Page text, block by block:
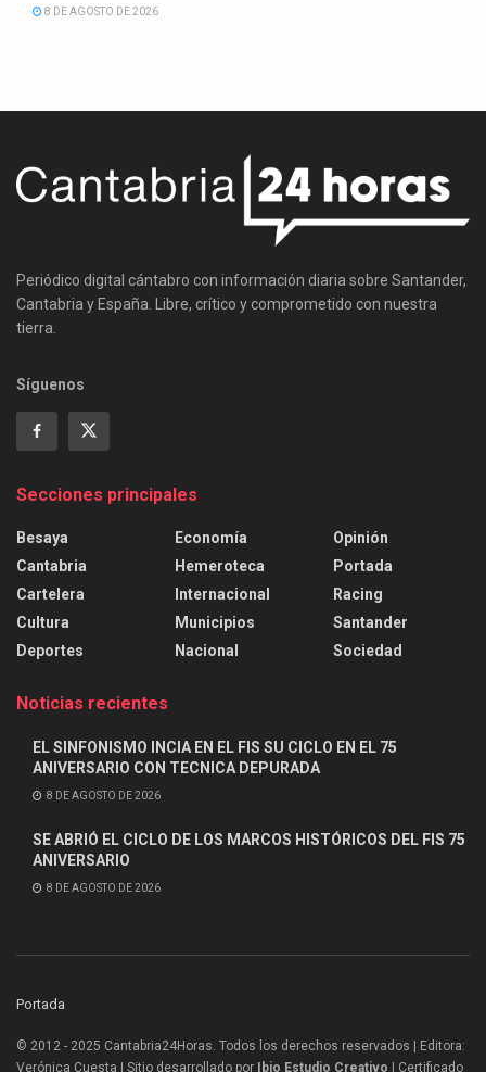
8 DE AGOSTO DE 2026
Periódico digital cántabro con información diaria sobre Santander,
Cantabria y España. Libre, crítico y comprometido con nuestra
tierra.
Síguenos
Secciones principales
Besaya
Cantabria
Cartelera
Cultura
Deportes
Economía
Hemeroteca
Internacional
Municipios
Nacional
Opinión
Portada
Racing
Santander
Sociedad
Noticias recientes
EL SINFONISMO INCIA EN EL FIS SU CICLO EN EL 75
ANIVERSARIO CON TECNICA DEPURADA
8 DE AGOSTO DE 2026
SE ABRIÓ EL CICLO DE LOS MARCOS HISTÓRICOS DEL FIS 75
ANIVERSARIO
8 DE AGOSTO DE 2026
Portada
© 2012 - 2025 Cantabria24Horas. Todos los derechos reservados | Editora:
Verónica Cuesta | Sitio desarrollado por
Ibio Estudio Creativo | Certificado